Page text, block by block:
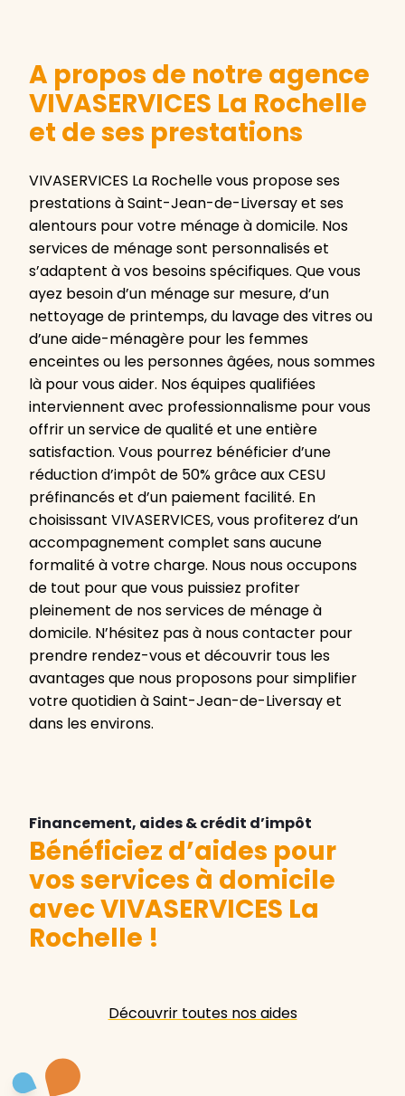
A propos de notre agence
VIVASERVICES La Rochelle
et de ses prestations
VIVASERVICES La Rochelle vous propose ses
prestations à Saint-Jean-de-Liversay et ses
alentours pour votre ménage à domicile. Nos
services de ménage sont personnalisés et
s’adaptent à vos besoins spécifiques. Que vous
ayez besoin d’un ménage sur mesure, d’un
nettoyage de printemps, du lavage des vitres ou
d’une aide-ménagère pour les femmes
enceintes ou les personnes âgées, nous sommes
là pour vous aider. Nos équipes qualifiées
interviennent avec professionnalisme pour vous
offrir un service de qualité et une entière
satisfaction. Vous pourrez bénéficier d’une
réduction d’impôt de 50% grâce aux CESU
préfinancés et d’un paiement facilité. En
choisissant VIVASERVICES, vous profiterez d’un
accompagnement complet sans aucune
formalité à votre charge. Nous nous occupons
de tout pour que vous puissiez profiter
pleinement de nos services de ménage à
domicile. N’hésitez pas à nous contacter pour
prendre rendez-vous et découvrir tous les
avantages que nous proposons pour simplifier
votre quotidien à Saint-Jean-de-Liversay et
dans les environs.
Financement, aides & crédit d’impôt
Bénéficiez d’aides pour
vos services à domicile
avec VIVASERVICES La
Rochelle !
Découvrir toutes nos aides